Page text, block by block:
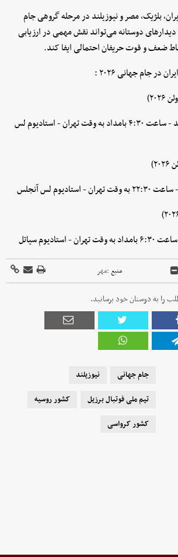
بلژیک، مصر و نیوزیلند در مرحله گروهی جام
این دیدارهای دوستانه می‌تواند نقش مهمی در ارزیابی
ضعف و قوت حریفان احتمالی ایفا کند.
در جام جهانی ۲۰۲۶ :
- بازی ۱۵: ایران - نیوزیلند - ساعت ۴:۳۰ بامداد به وقت تهران - استادیوم لس
منبع :مهر
را به دوستان خود برسانید.
جام جهانی
نیوزیلند
تیم ملی فوتبال برزیل
کشور روسیه
کشور کرواسی